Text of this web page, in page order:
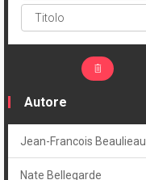
Autore
Jean-Francois Beaulieau
Nate Bellegarde